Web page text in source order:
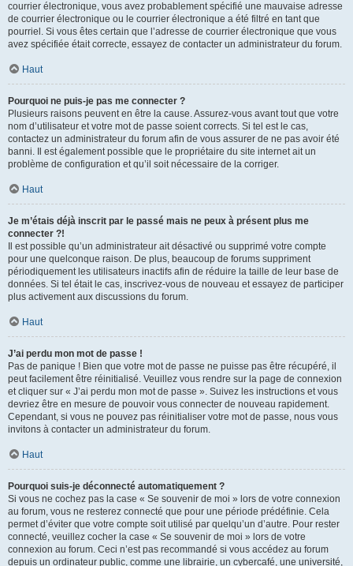
courrier électronique, vous avez probablement spécifié une mauvaise adresse
de courrier électronique ou le courrier électronique a été filtré en tant que
pourriel. Si vous êtes certain que l’adresse de courrier électronique que vous
avez spécifiée était correcte, essayez de contacter un administrateur du forum.
Haut
Pourquoi ne puis-je pas me connecter ?
Plusieurs raisons peuvent en être la cause. Assurez-vous avant tout que votre
nom d’utilisateur et votre mot de passe soient corrects. Si tel est le cas,
contactez un administrateur du forum afin de vous assurer de ne pas avoir été
banni. Il est également possible que le propriétaire du site internet ait un
problème de configuration et qu’il soit nécessaire de la corriger.
Haut
Je m’étais déjà inscrit par le passé mais ne peux à présent plus me
connecter ?!
Il est possible qu’un administrateur ait désactivé ou supprimé votre compte
pour une quelconque raison. De plus, beaucoup de forums suppriment
périodiquement les utilisateurs inactifs afin de réduire la taille de leur base de
données. Si tel était le cas, inscrivez-vous de nouveau et essayez de participer
plus activement aux discussions du forum.
Haut
J’ai perdu mon mot de passe !
Pas de panique ! Bien que votre mot de passe ne puisse pas être récupéré, il
peut facilement être réinitialisé. Veuillez vous rendre sur la page de connexion
et cliquer sur « J’ai perdu mon mot de passe ». Suivez les instructions et vous
devriez être en mesure de pouvoir vous connecter de nouveau rapidement.
Cependant, si vous ne pouvez pas réinitialiser votre mot de passe, nous vous
invitons à contacter un administrateur du forum.
Haut
Pourquoi suis-je déconnecté automatiquement ?
Si vous ne cochez pas la case « Se souvenir de moi » lors de votre connexion
au forum, vous ne resterez connecté que pour une période prédéfinie. Cela
permet d’éviter que votre compte soit utilisé par quelqu’un d’autre. Pour rester
connecté, veuillez cocher la case « Se souvenir de moi » lors de votre
connexion au forum. Ceci n’est pas recommandé si vous accédez au forum
depuis un ordinateur public, comme une librairie, un cybercafé, une université,